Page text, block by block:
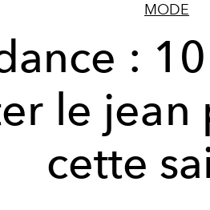
MODE
:
le jean
cette